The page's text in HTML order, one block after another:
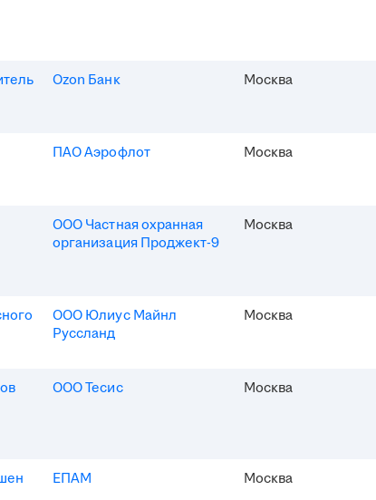
Ozon Банк Москва
ПАО Аэрофлот Москва
ООО Частная охранная
организация Проджект-9
Москва
ООО Юлиус Майнл
Руссланд
Москва
ООО Тесис Москва
ЕПАМ Москва